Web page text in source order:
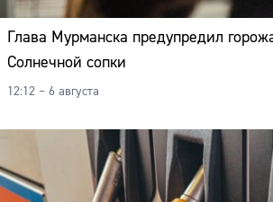
Глава Мурманска предупредил
Солнечной сопки
12:12 – 6 августа